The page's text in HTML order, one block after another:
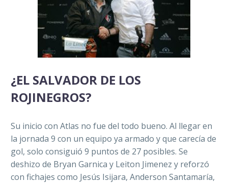
¿EL SALVADOR DE LOS
ROJINEGROS?
Su inicio con Atlas no fue del todo bueno. Al llegar en
la jornada 9 con un equipo ya armado y que carecía de
gol, solo consiguió 9 puntos de 27 posibles. Se
deshizo de Bryan Garnica y Leiton Jimenez y reforzó
con fichajes como Jesús Isijara, Anderson Santamaría,